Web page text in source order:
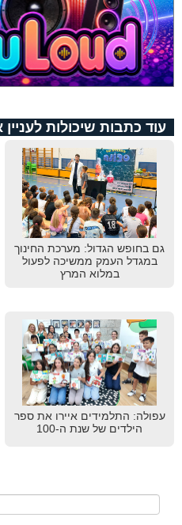
עוד כתבות שיכולות לעניין
גם בחופש הגדול: מערכת החינוך
במגדל העמק ממשיכה לפעול
במלוא המרץ
עפולה: התלמידים איירו את ספר
הילדים של שנת ה-100